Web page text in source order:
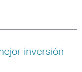
inversión